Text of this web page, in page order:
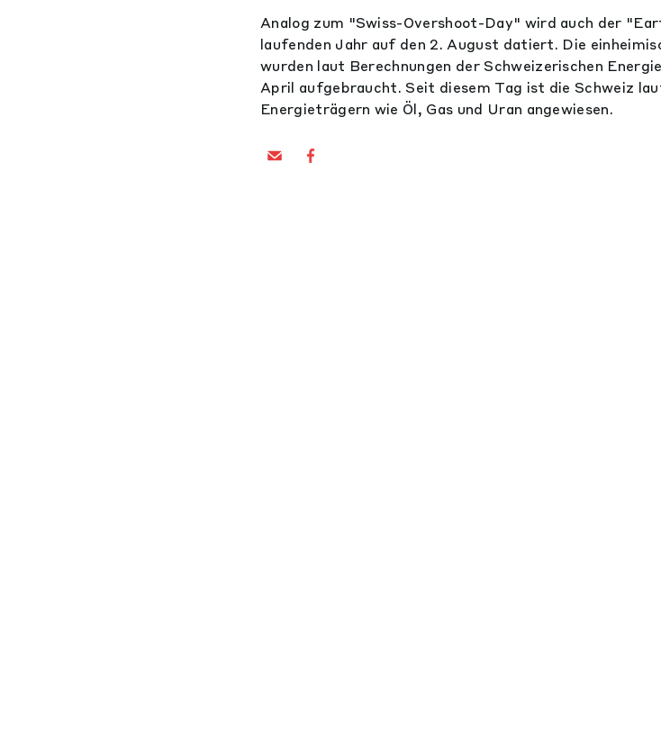
Analog zum "Swiss-Overshoot-Day" wird auch der
laufenden Jahr auf den 2. August datiert. Die
wurden laut Berechnungen der Schweizerischen
April aufgebraucht. Seit diesem Tag ist die Schweiz
Energieträgern wie Öl, Gas und Uran angewiesen.